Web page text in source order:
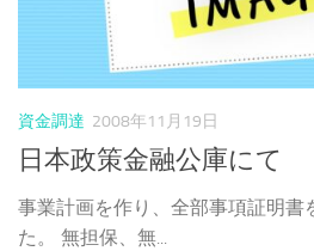
資金調達 2008年11月19日
日本政策金融公庫にて
事業計画を作り、全部事項証明書
た。 無担保、無...